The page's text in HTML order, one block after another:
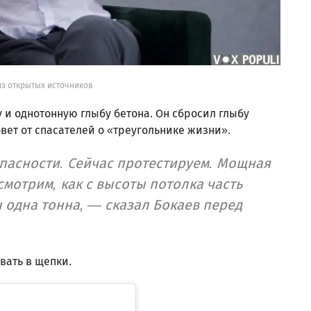
открытых источников
однотонную глыбу бетона. Он сбросил глыбу
от спасателей о «треугольнике жизни».
Сейчас протестируем. Мощная
как с высоты потолка часть
тонна, — сказал Бокаев перед
в щепки.